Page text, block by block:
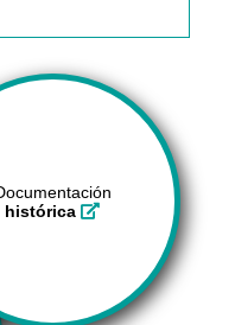
histórica